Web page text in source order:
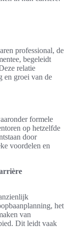
professional, de
begeleidt
relatie
en groei van de
formele
op hetzelfde
door
voordelen en
het
van
Dit leidt vaak